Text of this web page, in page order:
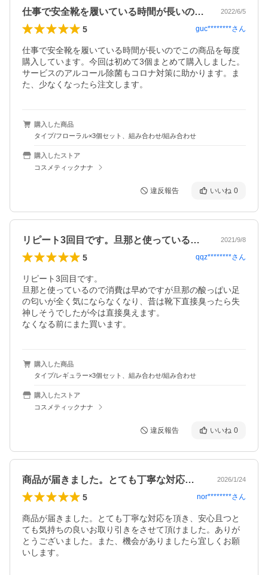
仕事で安全靴を履いている時間が長いので… 2022/6/5
5 guc********さん
仕事で安全靴を履いている時間が長いのでこの商品を毎度
購入しています。今回は初めて3個まとめて購入しました。
サービスのアルコール除菌もコロナ対策に助かります。ま
た、少なくなったら注文します。
購入した商品
タイプ/フローラル×3個セット、組み合わせ/組み合わせ
購入したストア
コスメティックナナ
違反報告 いいね 0
リピート3回目です。旦那と使っているの… 2021/9/8
5 qqz********さん
リピート3回目です。
旦那と使っているので消費は早めですが旦那の酸っぱい足
の匂いが全く気にならなくなり、昔は靴下直接臭ったら失
神しそうでしたが今は直接臭えます。
なくなる前にまた買います。
購入した商品
タイプ/レギュラー×3個セット、組み合わせ/組み合わせ
購入したストア
コスメティックナナ
違反報告 いいね 0
商品が届きました。とても丁寧な対応を頂… 2026/1/24
5 nor********さん
商品が届きました。とても丁寧な対応を頂き、安心且つと
ても気持ちの良いお取り引きをさせて頂けました。ありが
とうございました。また、機会がありましたら宜しくお願
いします。